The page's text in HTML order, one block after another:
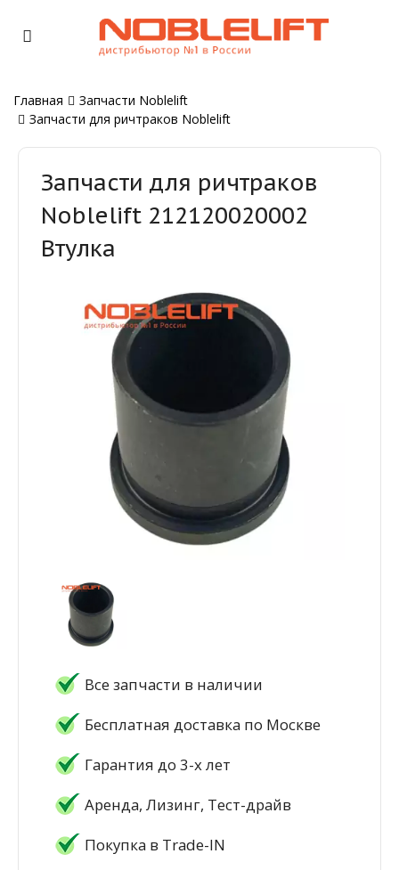
Главная
Запчасти Noblelift
Запчасти для ричтраков Noblelift
Запчасти для ричтраков
Noblelift 212120020002
Втулка
Все запчасти в наличии
Бесплатная доставка по Москве
Гарантия до 3-х лет
Аренда, Лизинг, Тест-драйв
Покупка в Trade-IN